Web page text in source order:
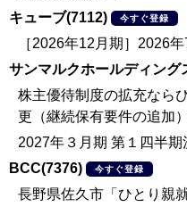
キューブ(7112)
今すぐ登録
［2026年12月期］2026
サンマルクホールディング
株主優待制度の拡充なら
更（継続保有要件の追加
2027年３月期 第１四半期
BCC(7376)
今すぐ登録
長野県佐久市「ひとり親